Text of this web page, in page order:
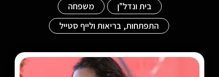
בית ונדל"ן
משפחה
התפתחות, בריאות ולייף סטייל